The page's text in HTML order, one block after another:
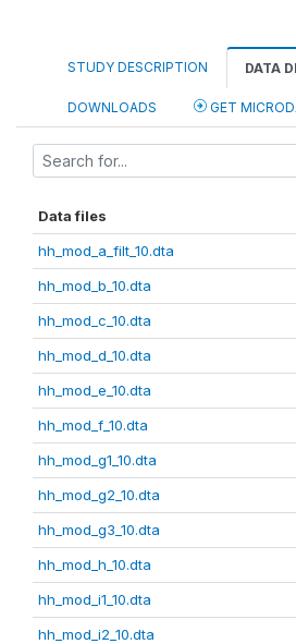
STUDY DESCRIPTION DATA
DOWNLOADS GET
Data files
hh_mod_a_filt_10.dta
hh_mod_b_10.dta
hh_mod_c_10.dta
hh_mod_d_10.dta
hh_mod_e_10.dta
hh_mod_f_10.dta
hh_mod_g1_10.dta
hh_mod_g2_10.dta
hh_mod_g3_10.dta
hh_mod_h_10.dta
hh_mod_i1_10.dta
hh_mod_i2_10.dta